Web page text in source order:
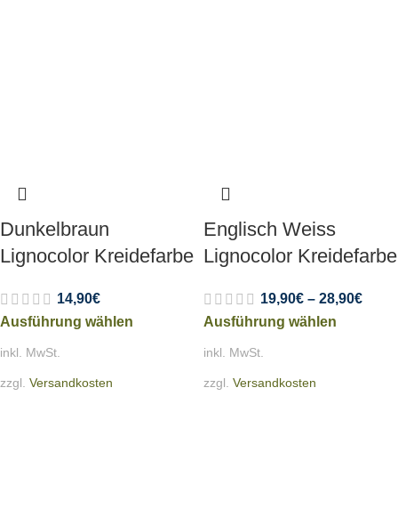
Dunkelbraun
Lignocolor Kreidefarbe
14,90€
Ausführung wählen
inkl. MwSt.
zzgl. Versandkosten
Englisch Weiss
Lignocolor Kreidefarbe
19,90€ – 28,90€
Ausführung wählen
inkl. MwSt.
zzgl. Versandkosten